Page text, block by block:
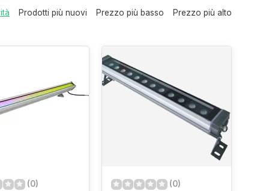
Prodotti più nuovi Prezzo più basso Prezzo più alto
(0) (0)